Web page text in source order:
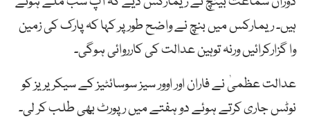
ہیں۔ ریمارکس میں بنچ نے واضح طور پر کہا کہ پارک کی زمین
وا گزارکرائیں ورنہ توہین عدالت کی کارروائی ہوگی۔
عدالت عظمیٰ نے فاران اور اوور سیز سوسائٹیز کے سیکریریز کو
نوٹس جاری کرتے ہوئے دو ہفتے میں رپورٹ بھی طلب کر لی۔